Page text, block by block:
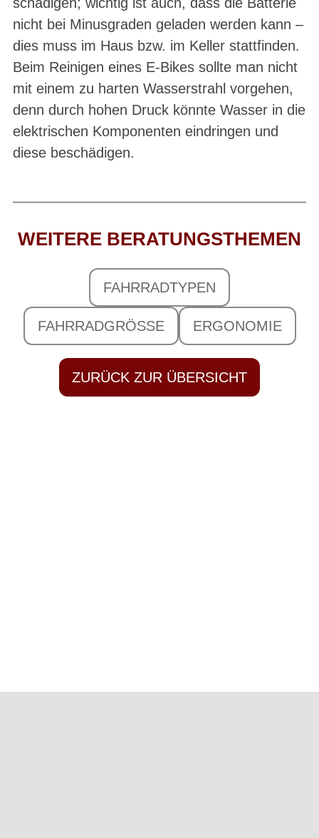
nicht bei Minusgraden geladen werden kann –
dies muss im Haus bzw. im Keller stattfinden.
Beim Reinigen eines E-Bikes sollte man nicht
mit einem zu harten Wasserstrahl vorgehen,
denn durch hohen Druck könnte Wasser in die
elektrischen Komponenten eindringen und
diese beschädigen.
WEITERE BERATUNGSTHEMEN
FAHRRADTYPEN
FAHRRADGRÖSSE ERGONOMIE
ZURÜCK ZUR ÜBERSICHT